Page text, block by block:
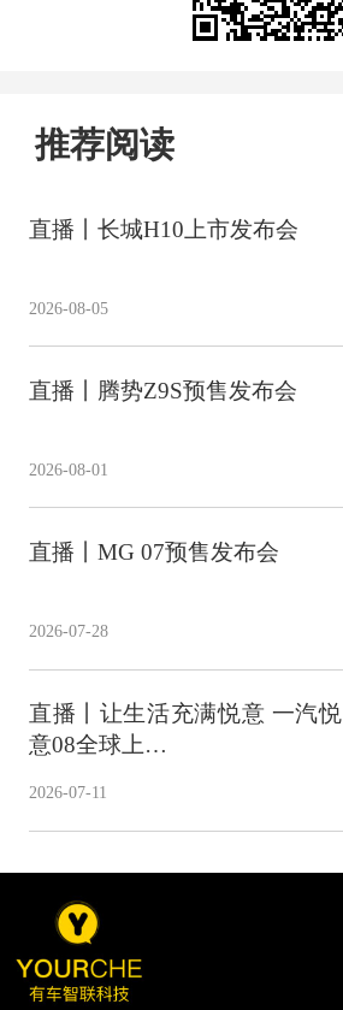
推荐阅读
直播丨长城H10上市发布会
2026-08-05
直播丨腾势Z9S预售发布会
2026-08-01
直播丨MG 07预售发布会
2026-07-28
直播丨让生活充满悦意 一汽悦
意08全球上…
2026-07-11